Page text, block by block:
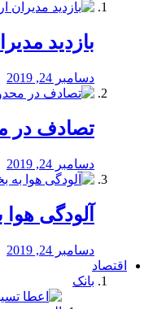
بازدید
دسامبر 24, 2019
تصادف در
دسامبر 24, 2019
آلودگی
دسامبر 24, 2019
اقتصاد
بانک